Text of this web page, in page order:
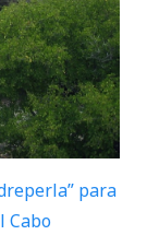
para
Cabo